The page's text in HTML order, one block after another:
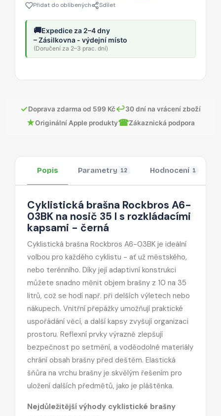
Přidat do oblíbených Sdílet
🚚Expedice za 2–4 dny
– Zásilkovna - výdejní místo
(Doručení za 2–3 prac. dní)
✓Doprava zdarma od 599 Kč↩30 dní na vrácení zboží
★Originální Apple produkty☎Zákaznická podpora
Popis Parametry 12 Hodnocení 1
Cyklistická brašna Rockbros A6-
03BK na nosič 35 l s rozkládacími
kapsami - černá
Cyklistická brašna Rockbros A6-03BK je ideální
volbou pro každého cyklistu - ať už městského,
nebo terénního. Díky její adaptivní konstrukci
můžete snadno měnit objem brašny z 10 na 35
litrů, což se hodí např. při delších výletech nebo
nákupech. Vnitřní přepážky umožňují praktické
uspořádání věcí, a další kapsy zvyšují organizaci
prostoru. Reflexní prvky výrazně zlepšují
bezpečnost po setmění, a voděodolné materiály
chrání obsah brašny před deštěm. Elastická
šňůra na vrchu brašny je skvělým řešením pro
uložení dalších předmětů, jako je pláštěnka.
Nejdůležitější výhody cyklistické brašny